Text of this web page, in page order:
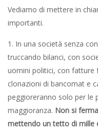
Vediamo di mettere in
importanti.
1. In una società senza
truccando bilanci, con
uomini politici, con fatture
clonazioni di bancomat e
peggioreranno solo per le
maggioranza. Non si
mettendo un tetto di mille